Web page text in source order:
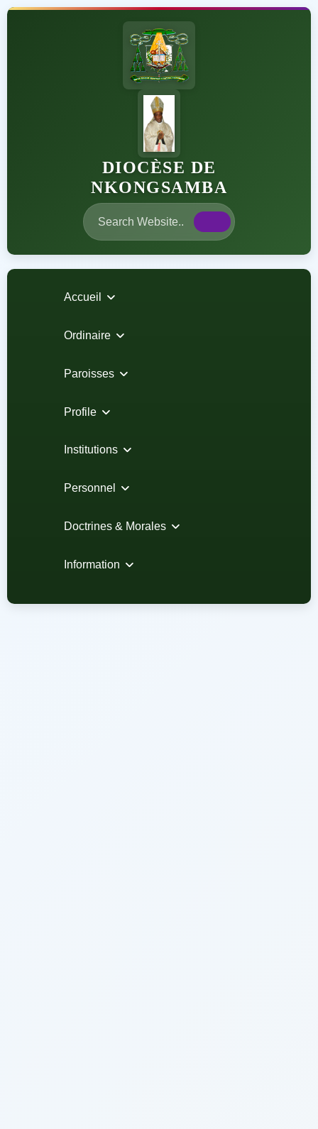
DIOCÈSE DE
NKONGSAMBA
Accueil
Ordinaire
Paroisses
Profile
Institutions
Personnel
Doctrines & Morales
Information